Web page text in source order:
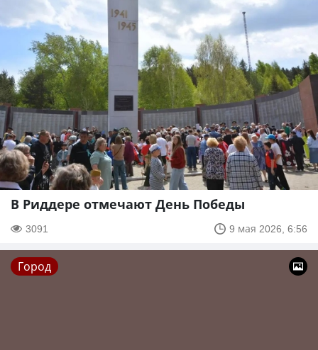
В Риддере отмечают День Победы
3091 9 мая 2026, 6:56
Город